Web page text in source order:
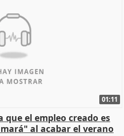
01:11
que el empleo creado es
al acabar el verano